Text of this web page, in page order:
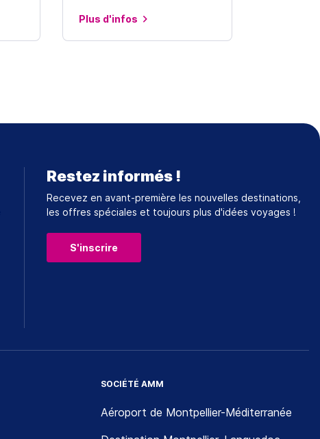
Plus d'infos
Restez informés !
Recevez en avant-première les nouvelles destinations,
les offres spéciales et toujours plus d'idées voyages !
S'inscrire
SOCIÉTÉ AMM
Aéroport de Montpellier-Méditerranée